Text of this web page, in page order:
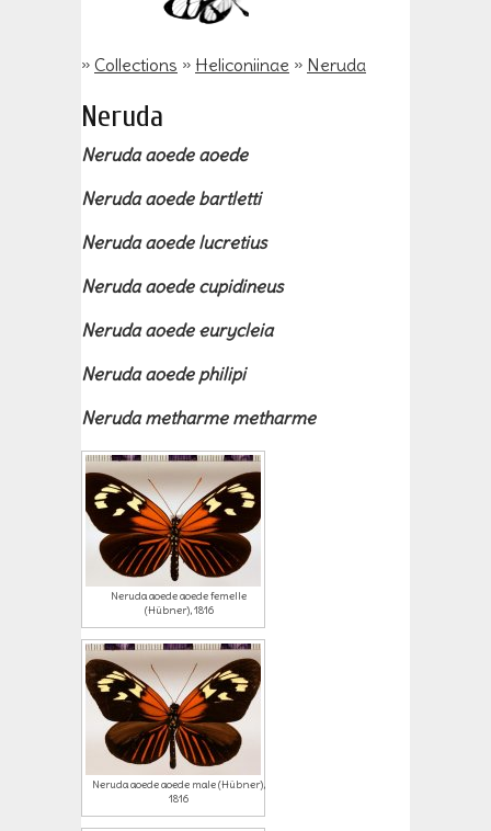
» Collections » Heliconiinae » Neruda
Neruda
Neruda aoede aoede
Neruda aoede bartletti
Neruda aoede lucretius
Neruda aoede cupidineus
Neruda aoede eurycleia
Neruda aoede philipi
Neruda metharme metharme
Neruda aoede aoede femelle
(Hübner), 1816
Neruda aoede aoede male (Hübner),
1816